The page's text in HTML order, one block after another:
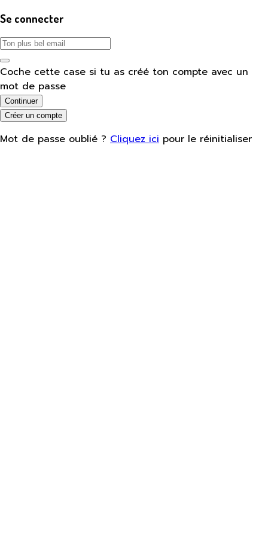
Se connecter
Coche cette case si tu as créé ton compte avec un
mot de passe
Continuer
Créer un compte
Mot de passe oublié ? Cliquez ici pour le réinitialiser